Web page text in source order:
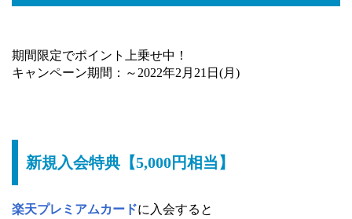
期間限定でポイント上乗せ中！
キャンペーン期間：～2022年2月21日(月)
新規入会特典【5,000円相当】
楽天プレミアムカードに入会すると